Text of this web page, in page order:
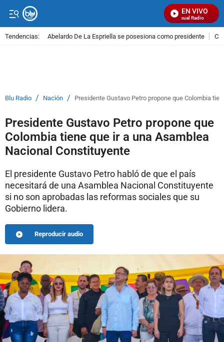
EN VIVO
Señal Visual Radio
Tendencias: Abelardo De La Espriella se posesiona como presidente
Blu Radio / Nación / Presidente Gustavo Petro propone que Colombia
Presidente Gustavo Petro propone que
Colombia tiene que ir a una Asamblea
Nacional Constituyente
El presidente Gustavo Petro habló de que el país
necesitará de una Asamblea Nacional Constituyente
si no son aprobadas las reformas sociales que su
Gobierno lidera.
Reproducir audio